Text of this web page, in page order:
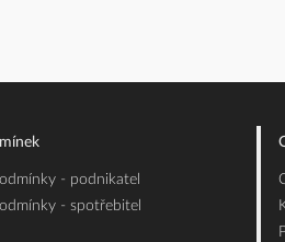
- podnikatel
- spotřebitel